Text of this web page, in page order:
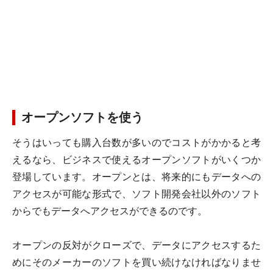
オープンソフトを使う
そうはいっても購入台数が多いのでコストがかかると考
えるなら、ビジネスで使えるオープンソフトがいくつか
登場しています。オープンとは、将来的にもデータへの
アクセスが可能な形式で、ソフト開発会社以外のソフト
からでもデータへアクセスができるのです。
オープンの反対がクローズで、データにアクセスするた
めにそのメーカーのソフトを買い続けなければなりませ